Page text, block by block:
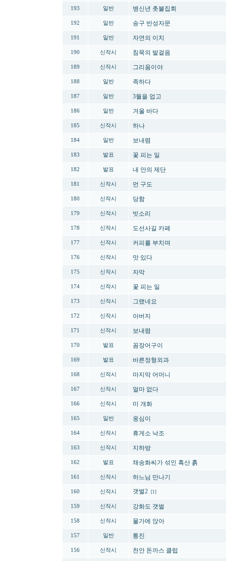
193 일반 병신년 촛불집회
192 일반 송구 반성자문
191 일반 자연의 이치
190 신작시 침묵의 발걸음
189 신작시 그리움이야
188 일반 족하다
187 일반 3월을 업고
186 일반 겨울 바다
185 신작시 하나
184 일반 보내렴
183 발표 꽃 피는 일
182 발표 내 안의 제단
181 신작시 먼 구도
180 신작시 당함
179 신작시 빗소리
178 신작시 도선사길 카페
177 신작시 커피를 부치며
176 신작시 맛 있다
175 신작시 자막
174 신작시 꽃 피는 일
173 신작시 그랬네요
172 신작시 아버지
171 신작시 보내렴
170 발표 꼼장어구이
169 발표 바른정형외과
168 신작시 마지막 어머니
167 신작시 얼마 없다
166 신작시 미 개화
165 일반 옹심이
164 신작시 휴게소 낙조
163 신작시 지하방
162 발표 채송화씨가 섞인 흑산 흙
161 신작시 하느님 만나기
160 신작시 갯벌2 [1]
159 신작시 강화도 갯벌
158 신작시 물가에 앉아
157 일반 통진
156 신작시 천안 돈까스 클럽